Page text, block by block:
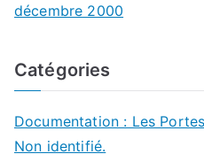
décembre 2000
Catégories
Documentation : Les
Non identifié.